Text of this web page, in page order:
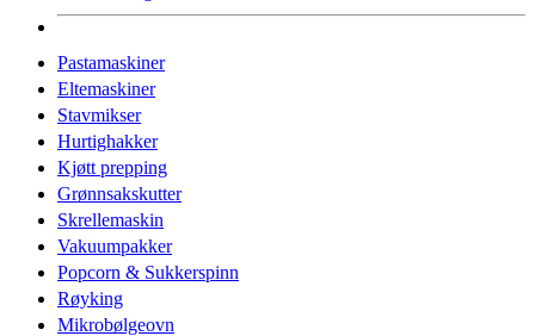
Pastamaskiner
Eltemaskiner
Stavmikser
Hurtighakker
Kjøtt prepping
Grønnsakskutter
Skrellemaskin
Vakuumpakker
Popcorn & Sukkerspinn
Røyking
Mikrobølgeovn